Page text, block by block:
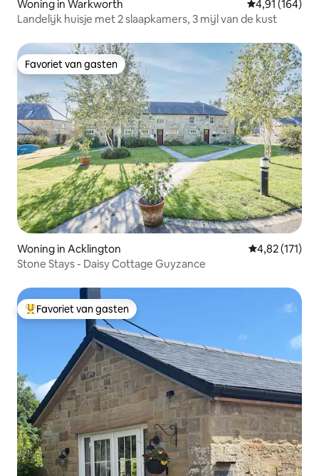
Woning in Warkworth Gemiddelde
4,91 (164)
Landelijk huisje met 2 slaapkamers, 3 mijl van de kust
Favoriet van gasten
Favoriet van gasten
Woning in Acklington Gemiddelde
4,82 (171)
Stone Stays - Daisy Cottage Guyzance
Topfavoriet van gasten
Favoriet van gasten